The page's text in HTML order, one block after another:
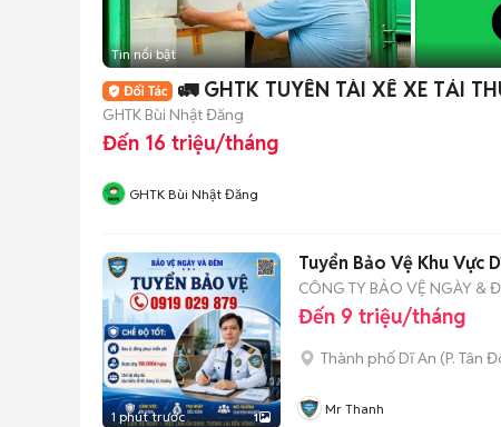
Tin nổi bật
🚛 GHTK TUYỂN TÀI XẾ XE TẢI
GHTK Bùi Nhật Đăng
Đến 16 triệu/tháng
GHTK Bùi Nhật Đăng
1 phút trước 1
Tuyển Bảo Vệ Khu Vực
CÔNG TY BẢO VỆ NGÀY &
Đến 9 triệu/tháng
Thành phố Dĩ An (P. Tân
Mr Thanh